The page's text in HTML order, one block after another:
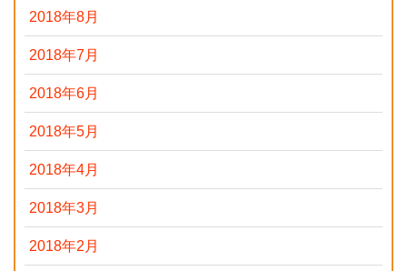
2018年8月
2018年7月
2018年6月
2018年5月
2018年4月
2018年3月
2018年2月